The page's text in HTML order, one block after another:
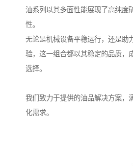
油系列以其多面性能展现了高纯度
性。
无论是机械设备平稳运行，还是助
验，这一组合都以其稳定的品质，
选择。
我们致力于提供的油品解决方案，
化需求。